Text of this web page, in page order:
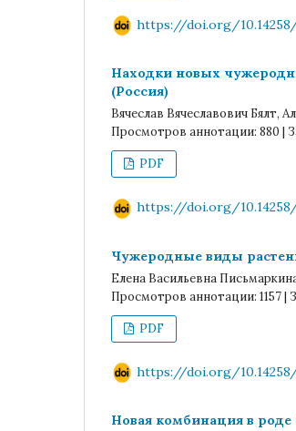
https://doi.org/10.14258/
Находки новых
(Россия)
Вячеслав Вячеславович Бялт,
Просмотров аннотации: 880 |
PDF
https://doi.org/10.14258/
Чужеродные виды
Елена Васильевна
Просмотров аннотации: 1157 |
PDF
https://doi.org/10.14258/
Новая комбинация в роде